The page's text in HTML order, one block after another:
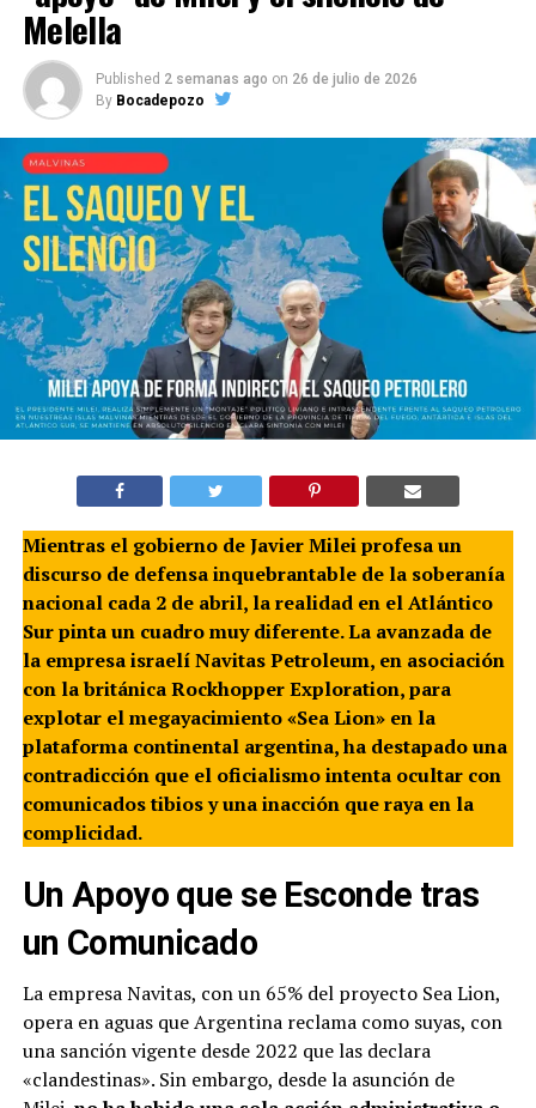
Melella
Published 2 semanas ago on 26 de julio de 2026
By Bocadepozo
Mientras el gobierno de Javier Milei profesa un
discurso de defensa inquebrantable de la soberanía
nacional cada 2 de abril, la realidad en el Atlántico
Sur pinta un cuadro muy diferente. La avanzada de
la empresa israelí Navitas Petroleum, en asociación
con la británica Rockhopper Exploration, para
explotar el megayacimiento «Sea Lion» en la
plataforma continental argentina, ha destapado una
contradicción que el oficialismo intenta ocultar con
comunicados tibios y una inacción que raya en la
complicidad.
Un Apoyo que se Esconde tras
un Comunicado
La empresa Navitas, con un 65% del proyecto Sea Lion,
opera en aguas que Argentina reclama como suyas, con
una sanción vigente desde 2022 que las declara
«clandestinas». Sin embargo, desde la asunción de